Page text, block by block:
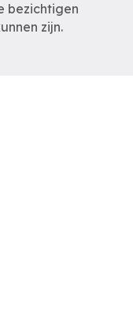
bezichtigen
zijn.